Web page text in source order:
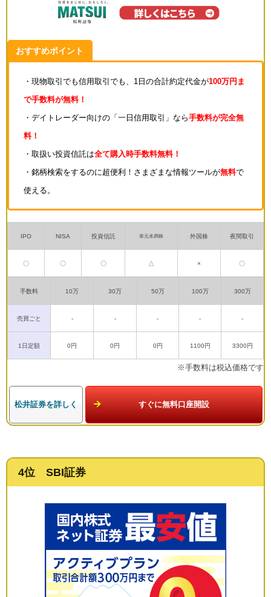
おすすめポイント
・現物取引でも信用取引でも、1日の合計約定代金が100万円ま
で手数料が無料！
・デイトレーダー向けの「一日信用取引」なら手数料が完全無
料！
・取扱い投資信託は全て購入時手数料無料！
・銘柄検索をするのに超便利！さまざまな情報ツールが無料で
使える。
IPO NISA 投資信託 単元未満株 外国株 夜間取引
〇 〇 〇 △ × 〇
手数料 10万 30万 50万 100万 300万
売買ごと - - - - -
1日定額 0円 0円 0円 1100円 3300円
※手数料は税込価格です
松井証券を詳しく すぐに無料口座開設
4位 SBI証券